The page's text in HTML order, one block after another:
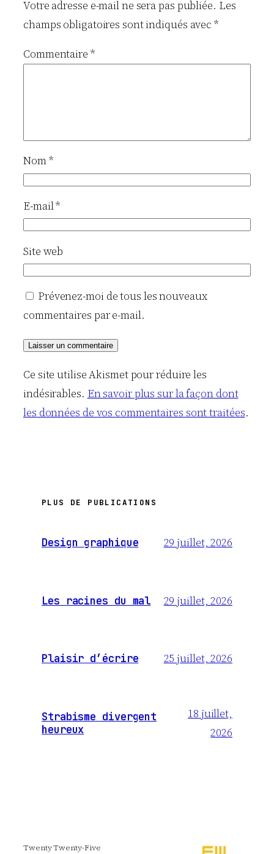
Votre adresse e-mail ne sera pas publiée. Les
champs obligatoires sont indiqués avec*
Commentaire *
Nom*
E-mail*
Site web
Prévenez-moi de tous les nouveaux
commentaires par e-mail.
Ce site utilise Akismet pour réduire les
indésirables. En savoir plus sur la façon dont
les données de vos commentaires sont traitées.
PLUS DE PUBLICATIONS
Design graphique 29 juillet, 2026
Les racines du mal 29 juillet, 2026
Plaisir d’écrire 25 juillet, 2026
Strabisme divergent
heureux
18 juillet,
2026
Twenty Twenty-Five